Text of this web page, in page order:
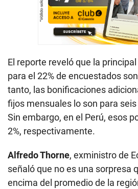
El reporte reveló que la
para el 22% de encuestados
tanto, las bonificaciones
fijos mensuales lo son para
Sin embargo, en el Perú, esos
2%, respectivamente.
Alfredo Thorne, exministro de
señaló que no es una sorpresa
encima del promedio de la